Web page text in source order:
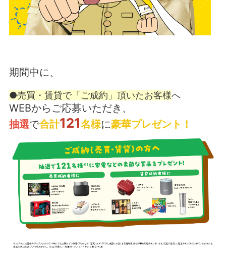
期間中に、
●売買・賃貸で「ご成約」頂いたお客様へ
WEBからご応募いただき、
抽選で合計121名様に豪華プレゼント！